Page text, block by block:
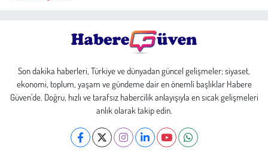
Son dakika haberleri, Türkiye ve dünyadan güncel gelişmeler; siyaset,
ekonomi, toplum, yaşam ve gündeme dair en önemli başlıklar Habere
Güven’de. Doğru, hızlı ve tarafsız habercilik anlayışıyla en sıcak gelişmeleri
anlık olarak takip edin.